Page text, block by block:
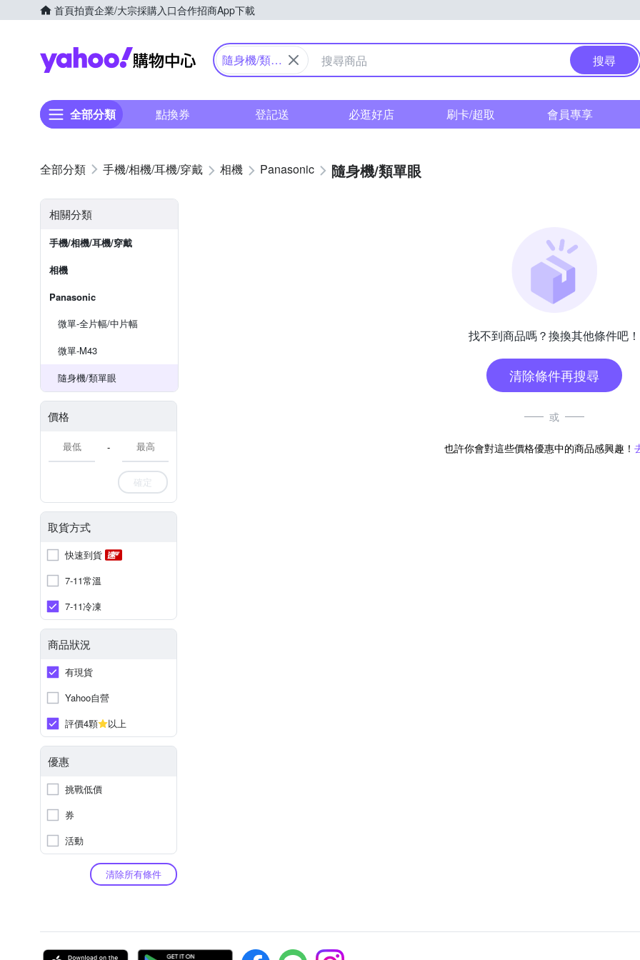
首頁拍賣企業/大宗採購入口合作招商App下載
Yahoo購物中心
隨身機/類單
搜尋
全部分類 點換券 登記送 必逛好店 刷卡/超取 會員專享
手機/相機/耳機/穿戴 相機 Panasonic 隨身機/類單眼
相關分類
手機/相機/耳機/穿戴
相機
Panasonic
微單-全片幅/中片幅
微單-M43
隨身機/類單眼
價格
-
確定
取貨方式
快速到貨
7-11常溫
7-11冷凍
商品狀況
有現貨
Yahoo自營
評價4顆
以上
優惠
挑戰低價
券
活動
清除所有條件
找不到商品嗎？換換其他條件吧！
清除條件再搜尋
或
也許你會對這些價格優惠中的商品感興趣！